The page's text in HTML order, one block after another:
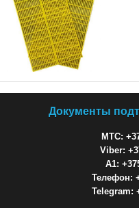
Документы
МТС:
Viber:
A1:
Телефон:
Telegram: